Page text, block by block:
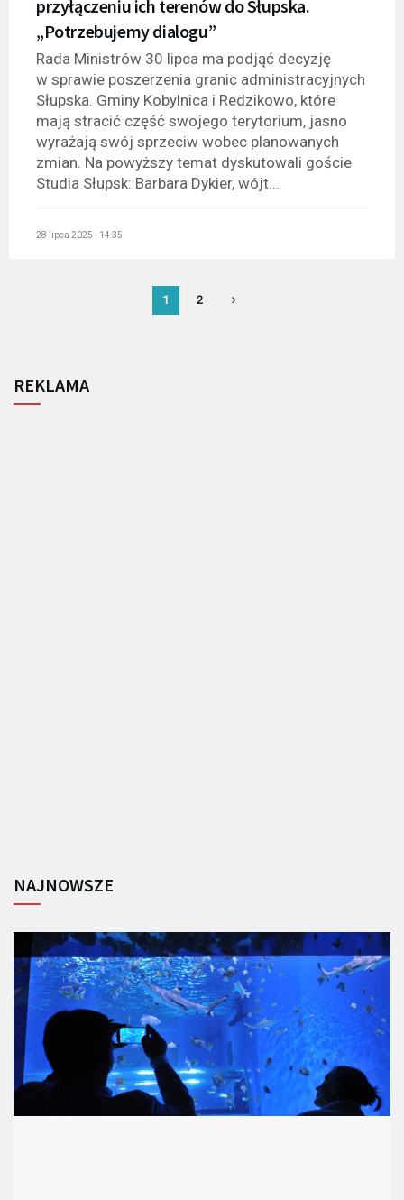
przyłączeniu ich terenów do Słupska.
„Potrzebujemy dialogu”
Rada Ministrów 30 lipca ma podjąć decyzję
w sprawie poszerzenia granic administracyjnych
Słupska. Gminy Kobylnica i Redzikowo, które
mają stracić część swojego terytorium, jasno
wyrażają swój sprzeciw wobec planowanych
zmian. Na powyższy temat dyskutowali goście
Studia Słupsk: Barbara Dykier, wójt...
28 lipca 2025 - 14:35
1 2
REKLAMA
NAJNOWSZE